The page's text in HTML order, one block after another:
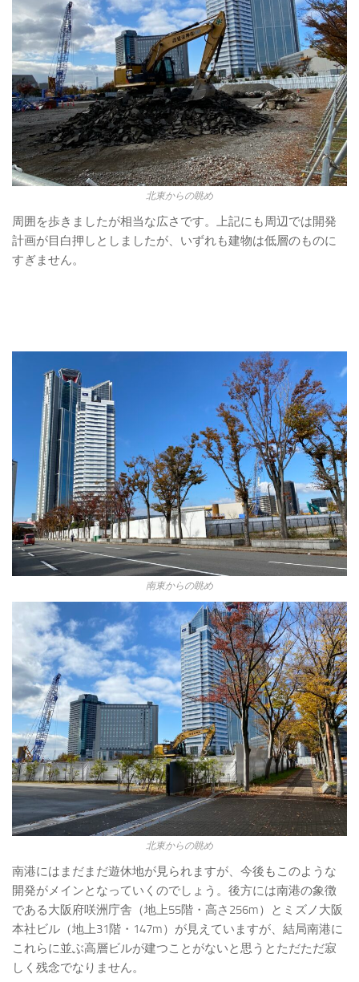
北東からの眺め
周囲を歩きましたが相当な広さです。上記にも周辺では開発
計画が目白押しとしましたが、いずれも建物は低層のものに
すぎません。
南東からの眺め
北東からの眺め
南港にはまだまだ遊休地が見られますが、今後もこのような
開発がメインとなっていくのでしょう。後方には南港の象徴
である大阪府咲洲庁舎（地上55階・高さ256m）とミズノ大阪
本社ビル（地上31階・147m）が見えていますが、結局南港に
これらに並ぶ高層ビルが建つことがないと思うとただただ寂
しく残念でなりません。